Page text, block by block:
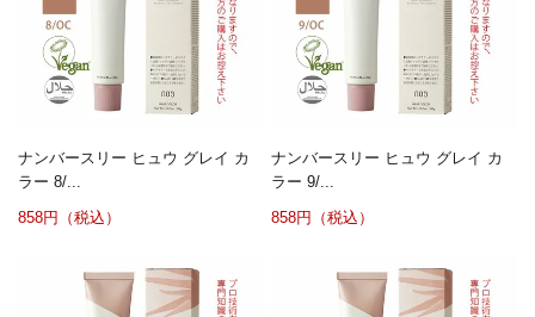
ナンバースリー ヒュウ グレイ カ
ラー 8/...
858円（税込）
ナンバースリー ヒュウ グレイ カ
ラー 9/...
858円（税込）